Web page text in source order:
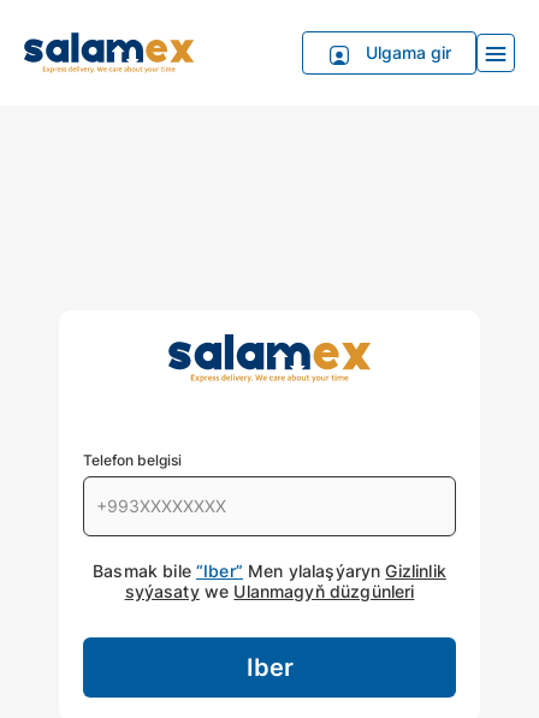
Ulgama gir
Telefon belgisi
Basmak bile “Iber” Men ylalaşýarynGizlinlik
syýasatywe Ulanmagyň düzgünleri
Iber